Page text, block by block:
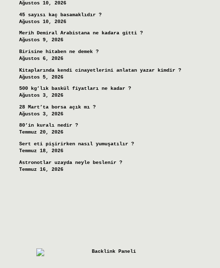
Ağustos 10, 2026
45 sayısı kaç basamaklıdır ?
Ağustos 10, 2026
Merih Demiral Arabistana ne kadara gitti ?
Ağustos 9, 2026
Birisine hitaben ne demek ?
Ağustos 6, 2026
Kitaplarında kendi cinayetlerini anlatan yazar kimdir ?
Ağustos 5, 2026
500 kg’lık baskül fiyatları ne kadar ?
Ağustos 3, 2026
28 Mart’ta borsa açık mı ?
Ağustos 3, 2026
80’in kuralı nedir ?
Temmuz 20, 2026
Sert eti pişirirken nasıl yumuşatılır ?
Temmuz 18, 2026
Astronotlar uzayda neyle beslenir ?
Temmuz 16, 2026